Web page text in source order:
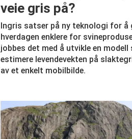
veie gris på?
Ingris satser på ny teknologi for å
hverdagen enklere for
jobbes det med å utvikle en modell
estimere levendevekten på
av et enkelt mobilbilde.